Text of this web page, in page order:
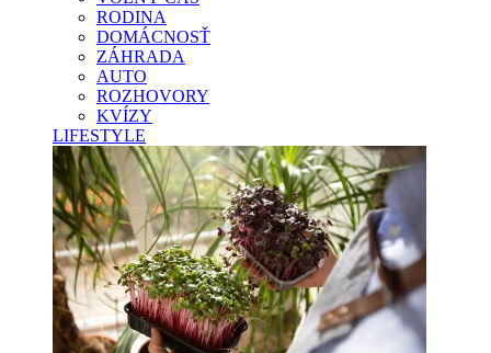
RODINA
DOMÁCNOSŤ
ZÁHRADA
AUTO
ROZHOVORY
KVÍZY
LIFESTYLE